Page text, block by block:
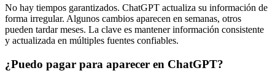
No hay tiempos garantizados. ChatGPT actualiza su información de
forma irregular. Algunos cambios aparecen en semanas, otros
pueden tardar meses. La clave es mantener información consistente
y actualizada en múltiples fuentes confiables.
¿Puedo pagar para aparecer en ChatGPT?